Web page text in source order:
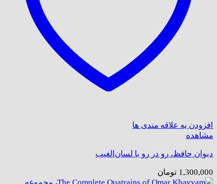
افزودن به علاقه مندی ها
مشاهده
دیوان حافظ، رو در رو با لسان‌الغیب
1,300,000 تومان